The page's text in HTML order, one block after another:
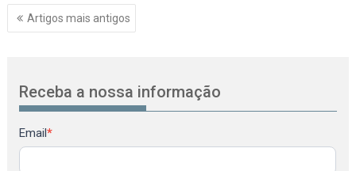
Navegação
de
Artigos mais antigos
Receba a nossa informação
Newsletter
Email*